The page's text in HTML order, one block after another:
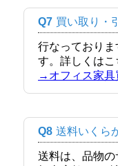
Q7 買い取り・
行なっており
す。詳しくは
→オフィス家具
Q8 送料いくら
送料は、品物